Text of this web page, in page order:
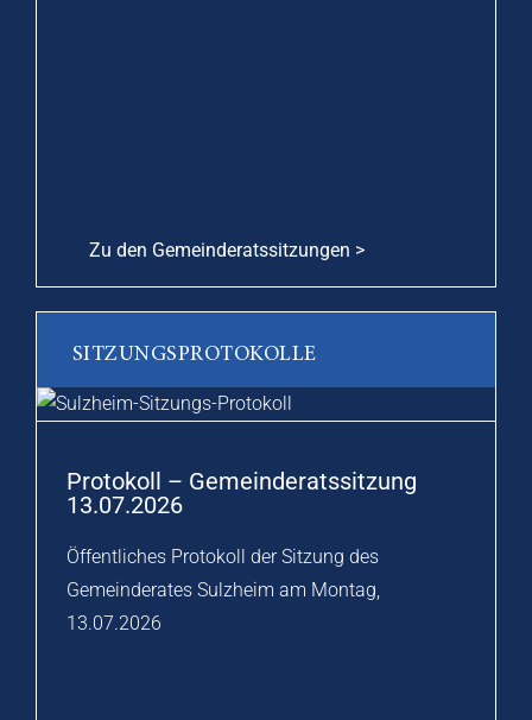
Zu den Gemeinderatssitzungen >
SITZUNGSPROTOKOLLE
Protokoll – Gemeinderatssitzung
13.07.2026
Öffentliches Protokoll der Sitzung des
Gemeinderates Sulzheim am Montag,
13.07.2026